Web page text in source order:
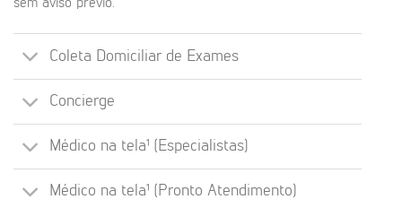
sem aviso prévio.
Coleta Domiciliar de Exames
Concierge
Médico na tela¹ (Especialistas)
Médico na tela¹ (Pronto Atendimento)